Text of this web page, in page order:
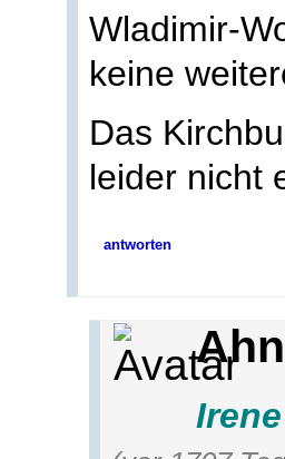
Wladimir-
keine
Das
leider nicht
antworten